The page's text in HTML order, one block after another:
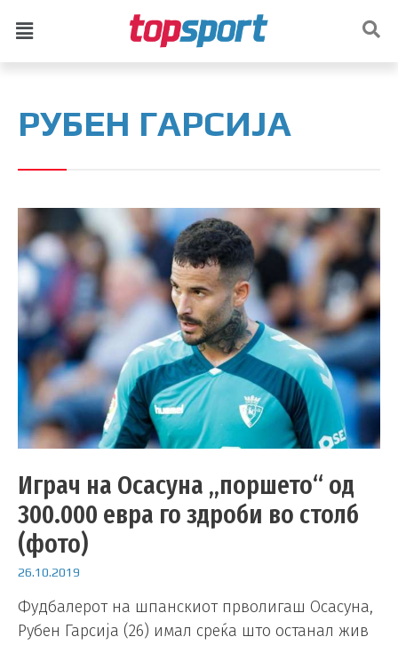
РУБЕН ГАРСИЈА
Играч на Осасуна „поршето“ од
300.000 евра го здроби во столб
(фото)
26.10.2019
Фудбалерот на шпанскиот прволигаш Осасуна,
Рубен Гарсија (26) имал среќа што останал жив